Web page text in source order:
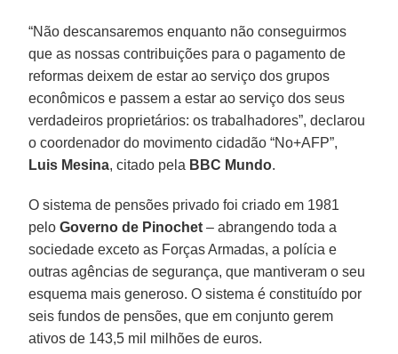
“Não descansaremos enquanto não conseguirmos
que as nossas contribuições para o pagamento de
reformas deixem de estar ao serviço dos grupos
econômicos e passem a estar ao serviço dos seus
verdadeiros proprietários: os trabalhadores”, declarou
o coordenador do movimento cidadão “No+AFP”,
Luis Mesina, citado pela BBC Mundo.
O sistema de pensões privado foi criado em 1981
peloGoverno de Pinochet – abrangendo toda a
sociedade exceto as Forças Armadas, a polícia e
outras agências de segurança, que mantiveram o seu
esquema mais generoso. O sistema é constituído por
seis fundos de pensões, que em conjunto gerem
ativos de 143,5 mil milhões de euros.